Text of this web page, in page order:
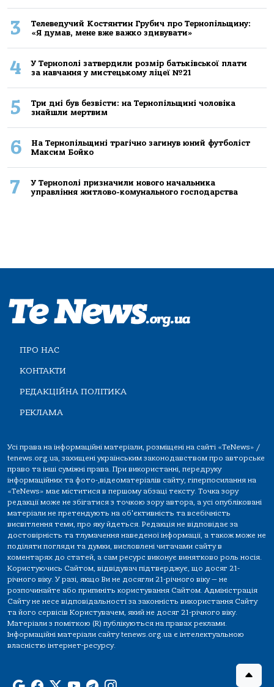
3
Телеведучий Костянтин Грубич про Тернопільщину:
«Я думав, мене вже важко здивувати»
4
У Тернополі затвердили розмір батьківської плати
за навчання у мистецькому ліцеї №21
5
Три дні був безвісти: на Тернопільщині чоловіка
знайшли мертвим
6
На Тернопільщині трагічно загинув юний футболіст
Максим Бойко
7
У Тернополі призначили нового начальника
управління житлово-комунального господарства
ПРО НАС
КОНТАКТИ
РЕДАКЦІЙНА ПОЛІТИКА
РЕКЛАМА
Усі права на інформаційні матеріали, розміщені на сайті «TeNews» /
tenews.org.ua, захищені українським законодавством про авторське
право та інші суміжні права. При використанні, передруку
інформаційних та фото-,відеоматеріалів сайту, гіперпосилання на
«TeNews» має міститися в першому абзаці тексту. Точка зору
редакції може не збігатися з точкою зору автора, а усі опубліковані
матеріали не претендують на об'єктивність та всебічність
висвітлення теми, про яку йдеться. Редакція не відповідає за
достовірність та тлумачення наведеної інформації, а також може не
поділяти погляди та думки, висловлені читачами сайту в
коментарях до статей, а сам ресурс виконує винятково роль носія.
Користуючись Сайтом, відвідувач підтверджує, що досяг 21-
річного віку. У разі, якщо Ви не досягли 21-річного віку — не
розпочинайте або припиніть користування Сайтом. Адміністрація
Сайту не несе відповідальності за законність використання Сайту
та його сервісів Користувачем, який не досяг 21-річного віку.
Матеріали з поміткою (R) публікуються на правах реклами.
Інформаційні матеріали сайту tenews.org.ua є інтелектуальною
власністю інтернет-ресурсу.